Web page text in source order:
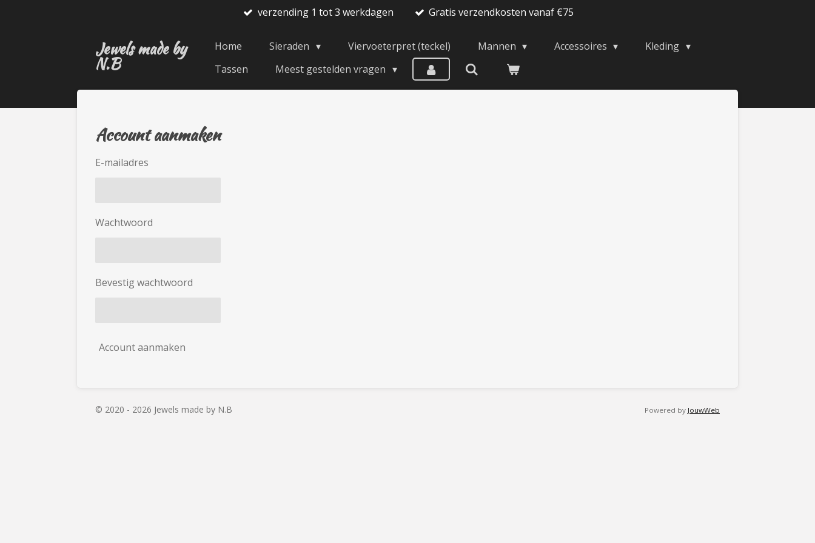
verzending 1 tot 3 werkdagen Gratis verzendkosten vanaf €75
Jewels made by
N.B
Home Sieraden Viervoeterpret (teckel) Mannen Accessoires
Kleding
Tassen
Meest gestelden vragen
Account aanmaken
E-mailadres
Wachtwoord
Bevestig wachtwoord
Account aanmaken
© 2020 - 2026 Jewels made by N.B Powered by JouwWeb